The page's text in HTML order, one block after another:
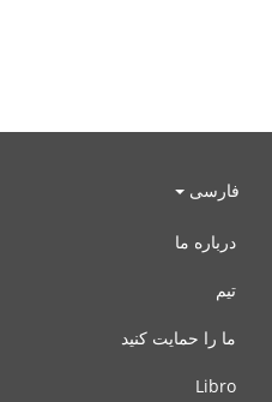
فارسی
درباره ما
تیم
ما را حمایت کنید
Libro